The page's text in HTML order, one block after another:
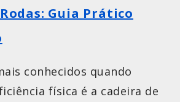
Guia Prático
conhecidos quando
física é a cadeira de